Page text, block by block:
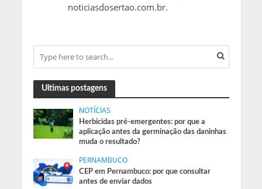
noticiasdosertao.com.br.
Ultimas postagens
NOTÍCIAS
Herbicidas pré-emergentes: por que a
aplicação antes da germinação das daninhas
muda o resultado?
PERNAMBUCO
CEP em Pernambuco: por que consultar
antes de enviar dados